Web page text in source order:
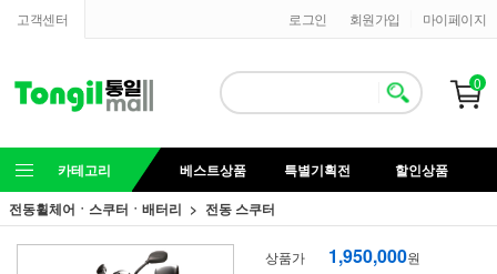
고객센터 마이페이지
회원가입
로그인
0
카테고리 베스트상품 특별기획전
할인상품
전동휠체어ㆍ스쿠터ㆍ배터리
전동 스쿠터
상품가 1,950,000원